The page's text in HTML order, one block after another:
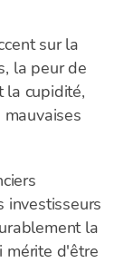
sur la
la peur de
la cupidité,
investisseurs
la
mérite d'être